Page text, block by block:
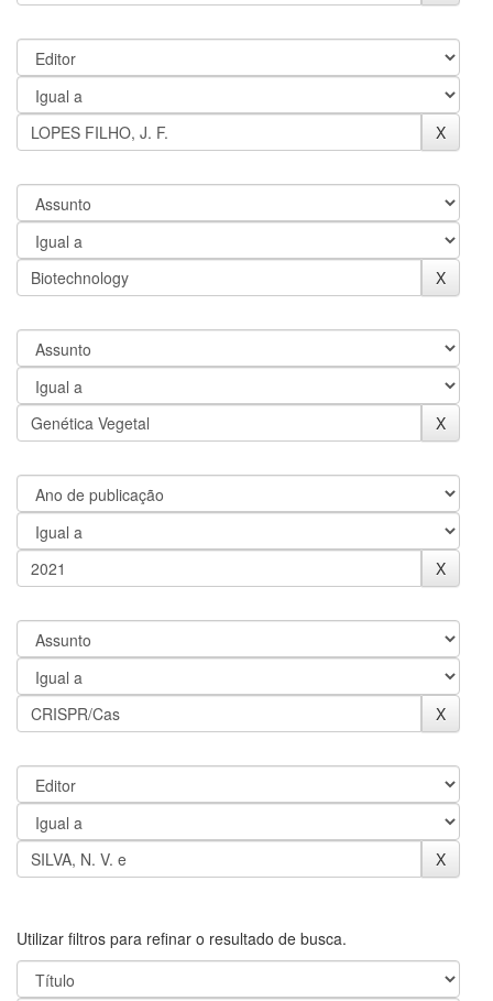
Utilizar filtros para refinar o resultado de busca.